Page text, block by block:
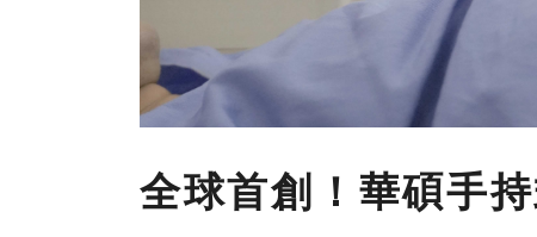
全球首創！華碩手